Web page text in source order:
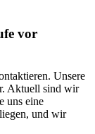
vor
Unsere
Aktuell sind wir
uns eine
und wir